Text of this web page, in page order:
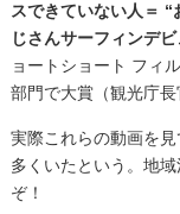
スできていない人＝
じさんサーフィンデ
ョートショート フィ
部門で大賞（観光庁長
実際これらの動画を
多くいたという。地
ぞ！